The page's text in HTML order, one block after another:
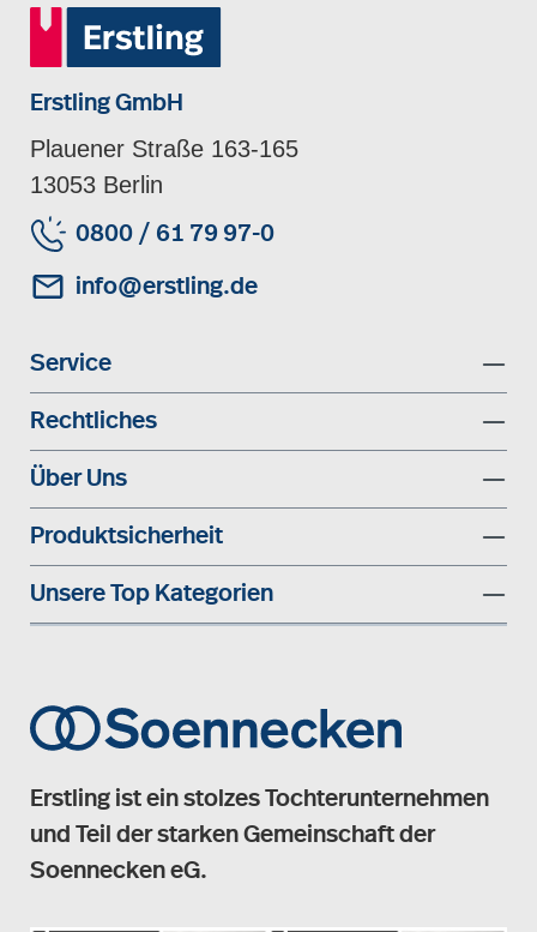
Erstling GmbH
Plauener Straße 163-165
13053 Berlin
0800 / 61 79 97-0
info@erstling.de
Service
Rechtliches
Über Uns
Produktsicherheit
Unsere Top Kategorien
Erstling ist ein stolzes Tochterunternehmen
und Teil der starken Gemeinschaft der
Soennecken eG.